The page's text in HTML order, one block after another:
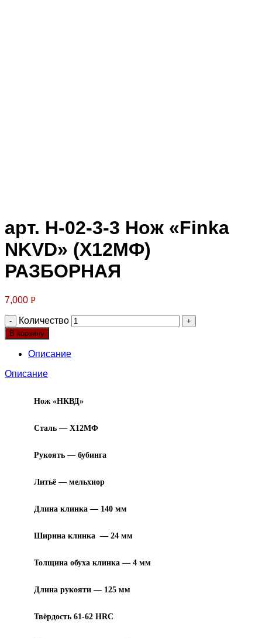
арт. Н-02-3-3 Нож «Finka
NKVD» (Х12МФ)
РАЗБОРНАЯ
7,000 Р
Количество
В корзину
Описание
Описание
Нож «НКВД»
Сталь — Х12МФ
Рукоять — бубинга
Литьё — мельхиор
Длина клинка — 140 мм
Ширина клинка — 24 мм
Толщина обуха клинка — 4 мм
Длина рукояти — 125 мм
Твёрдость 61-62 HRC